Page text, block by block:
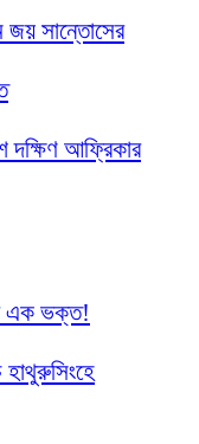
জয় সান্তোসের
দক্ষিণ আফ্রিকার
এক ভক্ত!
হাথুরুসিংহে